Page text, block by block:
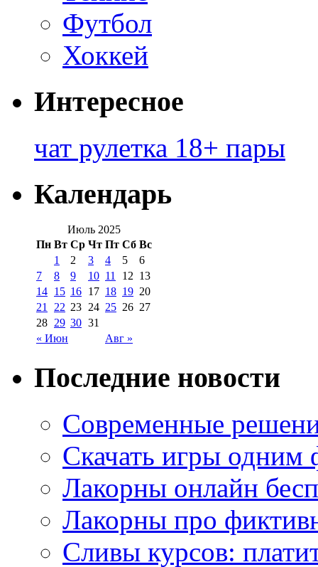
Футбол
Хоккей
Интересное
чат рулетка 18+ пары
Календарь
Июль 2025
Пн Вт Ср Чт Пт Сб Вс
« Июн Авг »
1 2 3 4 5
6
7
8 9 10 11 12 13
14 15 16 17 18 19 20
21
22 23 24 25 26 27
28 29 30 31
Последние новости
Современные
Скачать игры одним
Лакорны онлайн
Лакорны про
Сливы курсов: